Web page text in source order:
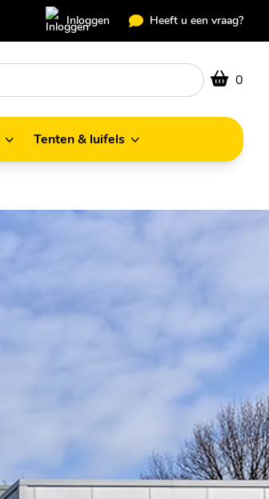
Inloggen Heeft u een vraag?
0
Tenten & luifels